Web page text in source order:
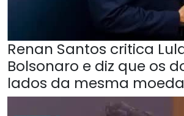
Renan Santos critica
Bolsonaro e diz que os
lados da mesma